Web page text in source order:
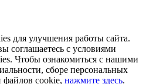
для улучшения работы сайта.
соглашаетесь с условиями
Чтобы ознакомиться с нашими
сборе персональных
файлов cookie, нажмите здесь.